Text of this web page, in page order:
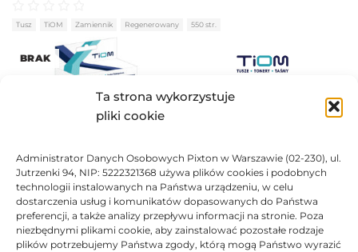
Ta strona wykorzystuje
pliki cookie
Administrator Danych Osobowych Pixton w Warszawie (02-230), ul.
Jutrzenki 94, NIP: 5222321368 używa plików cookies i podobnych
technologii instalowanych na Państwa urządzeniu, w celu
dostarczenia usług i komunikatów dopasowanych do Państwa
preferencji, a także analizy przepływu informacji na stronie. Poza
niezbędnymi plikami cookie, aby zainstalować pozostałe rodzaje
plików potrzebujemy Państwa zgody, którą mogą Państwo wyrazić
BRAK
Oceniono 0na 5
Tusz TiOM Zamiennik Regenerowany 550 str.
55,97
Tusz Asarto zamiennik do Lexmark 34 18C0034E | P915 Z815 845
X2550 | Black